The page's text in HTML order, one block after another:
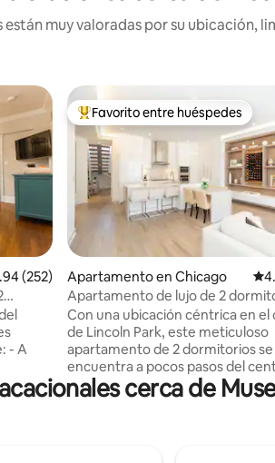
muy valoradas por su ubicación,
promedio: 4.94 de 5, 252 reseñas
(252)
y
primer
cerca
Favorito entre huéspedes
Favorito entre huéspedes
Apartamento en Chicago
Apartamento de lujo de 2
baños en Lincoln Park
Con una ubicación céntrica en el
de Lincoln Park, este meticuloso
apartamento de 2 dormitorios se
encuentra a pocos pasos del
Chicago, el zoológico de Lincoln
lago, tiendas, restaurantes y vida
cerca de